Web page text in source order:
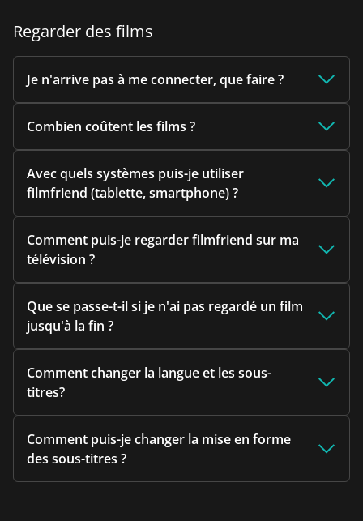
Regarder des films
Je n'arrive pas à me connecter, que faire ?
Combien coûtent les films ?
Avec quels systèmes puis-je utiliser
filmfriend (tablette, smartphone) ?
Comment puis-je regarder filmfriend sur ma
télévision ?
Que se passe-t-il si je n'ai pas regardé un film
jusqu'à la fin ?
Comment changer la langue et les sous-
titres?
Comment puis-je changer la mise en forme
des sous-titres ?